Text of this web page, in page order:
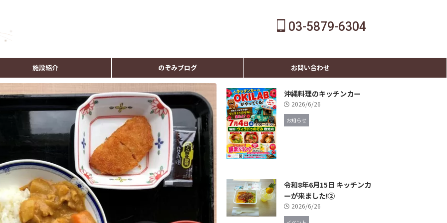
03-5879-6304
施設紹介 のぞみブログ お問い合わせ
沖縄料理のキッチンカー
2026/6/26
お知らせ
令和8年6月15日 キッチンカ
ーが来ました!②
2026/6/26